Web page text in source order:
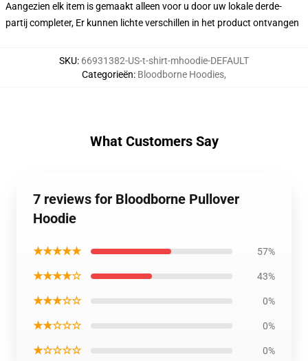
Aangezien elk item is gemaakt alleen voor u door uw lokale derde-
partij completer, Er kunnen lichte verschillen in het product ontvangen
SKU: 66931382-US-t-shirt-mhoodie-DEFAULT
Categorieën: Bloodborne Hoodies,
What Customers Say
7 reviews for Bloodborne Pullover
Hoodie
★★★★★ 57%
★★★★☆ 43%
★★★☆☆ 0%
★★☆☆☆ 0%
★☆☆☆☆ 0%